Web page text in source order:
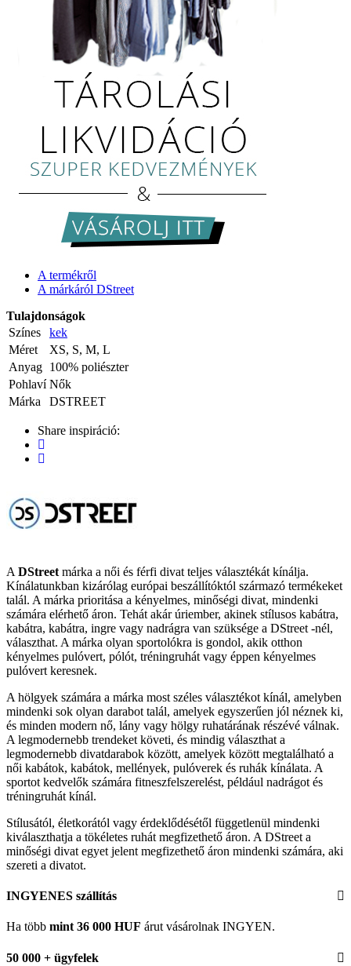
A termékről
A márkáról DStreet
Tulajdonságok
Színes
kek
Méret
XS, S, M, L
Anyag 100% poliészter
Pohlaví Nők
Márka
DSTREET
Share inspiráció:
A DStreet márka a női és férfi divat teljes választékát kínálja.
Kínálatunkban kizárólag európai beszállítóktól származó termékeket
talál. A márka prioritása a kényelmes, minőségi divat, mindenki
számára elérhető áron. Tehát akár úriember, akinek stílusos kabátra,
kabátra, kabátra, ingre vagy nadrágra van szüksége a DStreet -nél,
választhat. A márka olyan sportolókra is gondol, akik otthon
kényelmes pulóvert, pólót, tréningruhát vagy éppen kényelmes
pulóvert keresnek.
A hölgyek számára a márka most széles választékot kínál, amelyben
mindenki sok olyan darabot talál, amelyek egyszerűen jól néznek ki,
és minden modern nő, lány vagy hölgy ruhatárának részévé válnak.
A legmodernebb trendeket követi, és mindig választhat a
legmodernebb divatdarabok között, amelyek között megtalálható a
női kabátok, kabátok, mellények, pulóverek és ruhák kínálata. A
sportot kedvelők számára fitneszfelszerelést, például nadrágot és
tréningruhát kínál.
Stílusától, életkorától vagy érdeklődésétől függetlenül mindenki
kiválaszthatja a tökéletes ruhát megfizethető áron. A DStreet a
minőségi divat egyet jelent megfizethető áron mindenki számára, aki
szereti a divatot.
INGYENES szállítás
Ha több mint 36 000 HUF árut vásárolnak INGYEN.
50 000 + ügyfelek